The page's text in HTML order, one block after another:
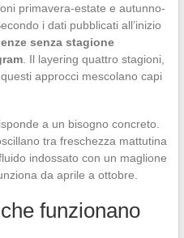
primavera-estate e autunno-
i dati pubblicati all’inizio
senza stagione
. Il layering quattro stagioni,
approcci mescolano capi
a un bisogno concreto.
tra freschezza mattutina
indossato con un maglione
da aprile a ottobre.
funzionano